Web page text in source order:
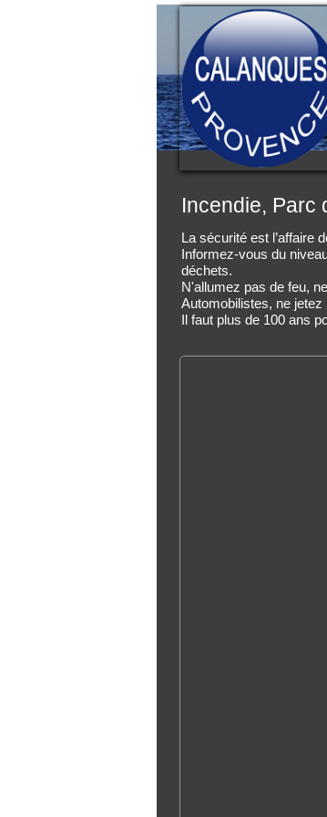
Incendie, Parc
La sécurité est l’affaire
Informez-vous du
déchets.
N'allumez pas de feu,
Automobilistes, ne
Il faut plus de 100 ans